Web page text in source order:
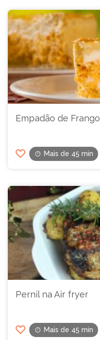
Empadão de Frango
Mais de 45 min
Pernil na Air fryer
Mais de 45 min